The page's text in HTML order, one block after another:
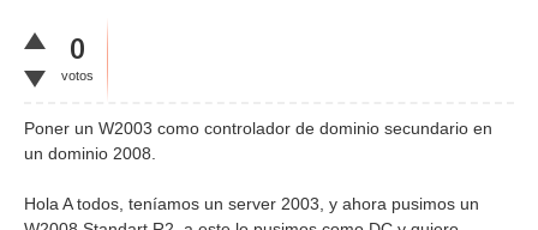
0
votos
Poner un W2003 como controlador de dominio secundario en
un dominio 2008.
Hola A todos, teníamos un server 2003, y ahora pusimos un